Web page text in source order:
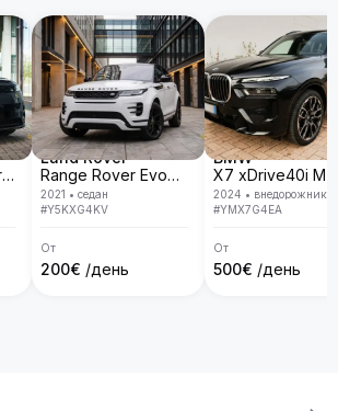
машины вашим ожиданиям.
Martin DB9 уже сегодня!
Range Rover Sport D300 R-Dynamic SE
Land Rover
Range Rover Evoque
2021 • седан
#Y5KXG4KV
От
200€ /день
BMW
2024 • внедорожник
#YMX7G4EA
От
500€ /день